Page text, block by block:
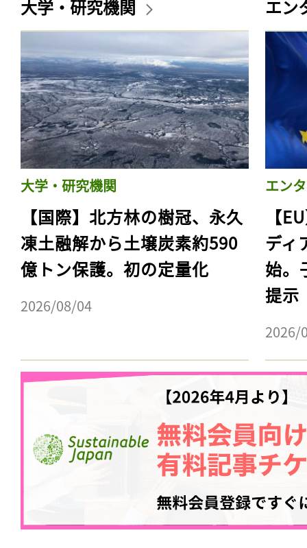
大学・研究機関
大学・研究機関
【国際】北方林の樹冠、永久
凍土融解から土壌炭素約590
億トン保護。初の定量化
2026/08/04
エン
エン
【
ディ
始。
提示
2026/